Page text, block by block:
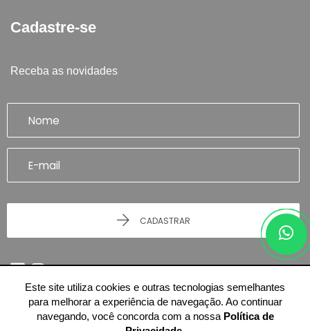
Cadastre-se
Receba as novidades
CADASTRAR
Este site utiliza cookies e outras tecnologias semelhantes
para melhorar a experiência de navegação. Ao continuar
navegando, você concorda com a nossa Política de